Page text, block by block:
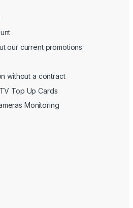
our current promotions
without a contract
Top Up Cards
Monitoring